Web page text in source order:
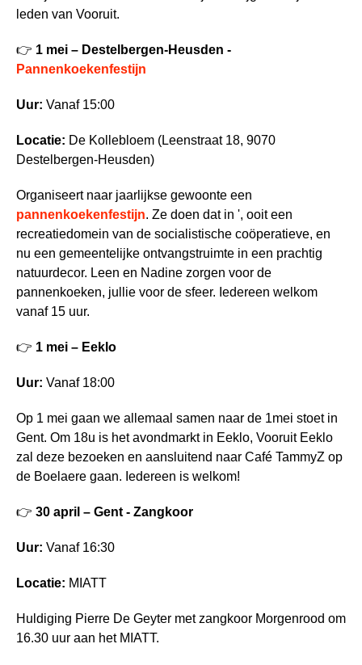
leden van Vooruit.
👉 1 mei – Destelbergen-Heusden -
Pannenkoekenfestijn
Uur: Vanaf 15:00
Locatie: De Kollebloem (Leenstraat 18, 9070
Destelbergen-Heusden)
Organiseert naar jaarlijkse gewoonte een
pannenkoekenfestijn. Ze doen dat in ', ooit een
recreatiedomein van de socialistische coöperatieve, en
nu een gemeentelijke ontvangstruimte in een prachtig
natuurdecor. Leen en Nadine zorgen voor de
pannenkoeken, jullie voor de sfeer. Iedereen welkom
vanaf 15 uur.
👉 1 mei – Eeklo
Uur: Vanaf 18:00
Op 1 mei gaan we allemaal samen naar de 1mei stoet in
Gent. Om 18u is het avondmarkt in Eeklo, Vooruit Eeklo
zal deze bezoeken en aansluitend naar Café TammyZ op
de Boelaere gaan. Iedereen is welkom!
👉 30 april – Gent - Zangkoor
Uur: Vanaf 16:30
Locatie: MIATT
Huldiging Pierre De Geyter met zangkoor Morgenrood om
16.30 uur aan het MIATT.